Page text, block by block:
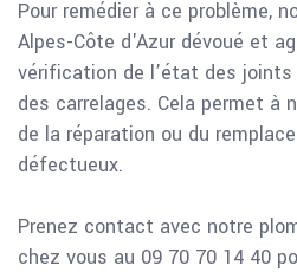
Pour remédier à ce problème,
Alpes-Côte d'Azur dévoué et
vérification de l’état des
des carrelages. Cela permet à
de la réparation ou du
défectueux.
Prenez contact avec notre
chez vous au 09 70 70 14 40